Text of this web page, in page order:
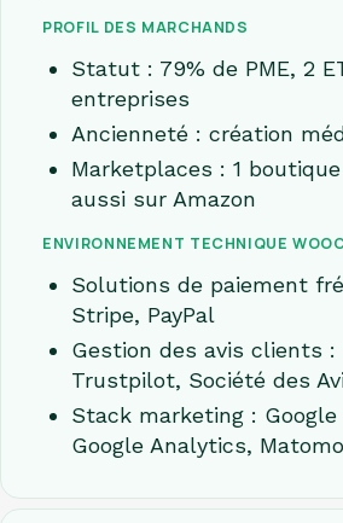
PROFIL DES MARCHANDS
Statut : 79% de PME, 2
entreprises
Ancienneté : création
Marketplaces : 1
aussi sur Amazon
ENVIRONNEMENT TECHNIQUE
Solutions de paiement
Stripe, PayPal
Gestion des avis clients :
Trustpilot, Société des
Stack marketing : Google
Google Analytics,